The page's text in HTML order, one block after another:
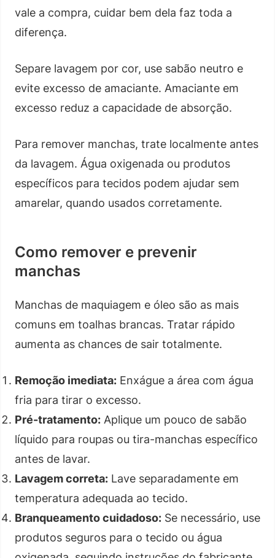
vale a compra, cuidar bem dela faz toda a
diferença.
Separe lavagem por cor, use sabão neutro e
evite excesso de amaciante. Amaciante em
excesso reduz a capacidade de absorção.
Para remover manchas, trate localmente antes
da lavagem. Água oxigenada ou produtos
específicos para tecidos podem ajudar sem
amarelar, quando usados corretamente.
Como remover e prevenir
manchas
Manchas de maquiagem e óleo são as mais
comuns em toalhas brancas. Tratar rápido
aumenta as chances de sair totalmente.
Remoção imediata: Enxágue a área com água
fria para tirar o excesso.
Pré-tratamento: Aplique um pouco de sabão
líquido para roupas ou tira-manchas específico
antes de lavar.
Lavagem correta: Lave separadamente em
temperatura adequada ao tecido.
Branqueamento cuidadoso: Se necessário, use
produtos seguros para o tecido ou água